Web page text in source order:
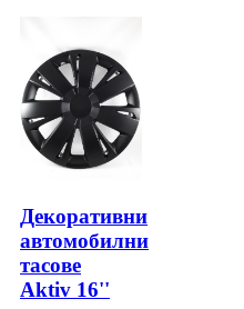
Декоративни
автомобилни
тасове
Aktiv 16''